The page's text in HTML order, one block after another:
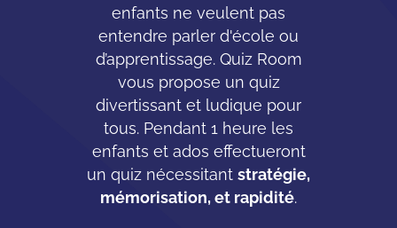
enfants ne veulent pas
entendre parler d'école ou
d’apprentissage. Quiz Room
vous propose un quiz
divertissant et ludique pour
tous. Pendant 1 heure les
enfants et ados effectueront
un quiz nécessitant stratégie,
mémorisation, et rapidité.